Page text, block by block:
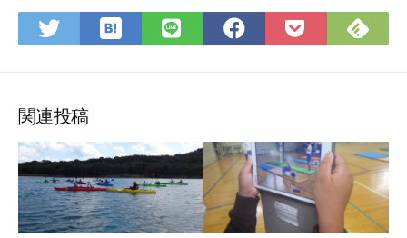
Twitter
で
ア
は
て
ク
マ
ー
ク
に
LINE
で
Facebook
で
Pocket
に
で
関連投稿